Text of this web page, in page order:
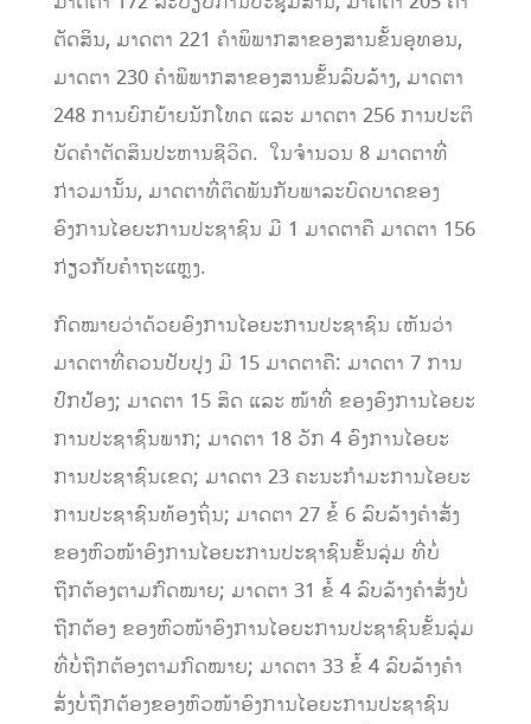
ຕັດສິນ, ມາດຕາ 221 ຄໍາພິພາກສາຂອງສານຂັ້ນອຸທອນ,
ມາດຕາ 230 ຄໍາພິພາກສາຂອງສານຂັ້ນລົບລ້າງ, ມາດຕາ
248 ການຍົກຍ້າຍນັກໂທດ ແລະ ມາດຕາ 256 ການປະຕິ
ບັດຄໍາຕັດສິນປະຫານຊີວິດ. ໃນຈໍານວນ 8 ມາດຕາທີ່
ກ່າວມານັ້ນ, ມາດຕາທີ່ຕິດພັນກັບພາລະບົດບາດຂອງ
ອົງການໄອຍະການປະຊາຊົນ ມີ 1 ມາດຕາຄື ມາດຕາ 156
ກ່ຽວກັບຄໍາຖະແຫຼງ.
ກົດໝາຍວ່າດ້ວຍອົງການໄອຍະການປະຊາຊົນ ເຫັນວ່າ
ມາດຕາທີ່ຄວນປັບປຸງ ມີ 15 ມາດຕາຄື: ມາດຕາ 7 ການ
ປົກປ້ອງ; ມາດຕາ 15 ສິດ ແລະ ໜ້າທີ່ ຂອງອົງການໄອຍະ
ການປະຊາຊົນພາກ; ມາດຕາ 18 ວັກ 4 ອົງການໄອຍະ
ການປະຊາຊົນເຂດ; ມາດຕາ 23 ຄະນະກໍາມະການໄອຍະ
ການປະຊາຊົນທ້ອງຖິ່ນ; ມາດຕາ 27 ຂໍ້ 6 ລົບລ້າງຄຳສັ່ງ
ຂອງຫົວໜ້າອົງການໄອຍະການປະຊາຊົນຂັ້ນລຸ່ມ ທີ່ບໍ່
ຖືກຕ້ອງຕາມກົດໝາຍ; ມາດຕາ 31 ຂໍ້ 4 ລົບລ້າງຄໍາສັ່ງບໍ່
ຖືກຕ້ອງ ຂອງຫົວໜ້າອົງການໄອຍະການປະຊາຊົນຂັ້ນລຸ່ມ
ທີ່ບໍ່ຖືກຕ້ອງຕາມກົດໝາຍ; ມາດຕາ 33 ຂໍ້ 4 ລົບລ້າງຄໍາ
ສັ່ງບໍ່ຖືກຕ້ອງຂອງຫົວໜ້າອົງການໄອຍະການປະຊາຊົນ